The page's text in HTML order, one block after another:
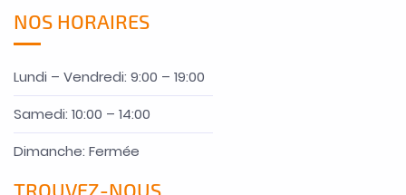
NOS HORAIRES
Lundi – Vendredi: 9:00 – 19:00
Samedi: 10:00 – 14:00
Dimanche: Fermée
TROUVEZ-NOUS